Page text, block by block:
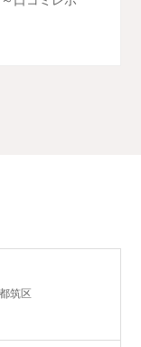
筑区